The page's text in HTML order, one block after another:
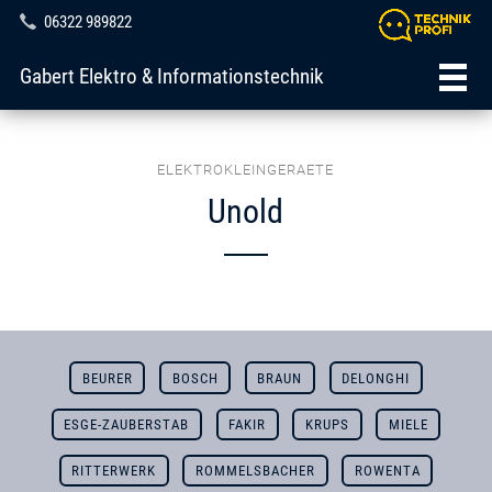
06322 989822
Gabert Elektro & Informationstechnik
ELEKTROKLEINGERAETE
Unold
BEURER BOSCH BRAUN DELONGHI
ESGE-ZAUBERSTAB FAKIR KRUPS MIELE
RITTERWERK ROMMELSBACHER ROWENTA